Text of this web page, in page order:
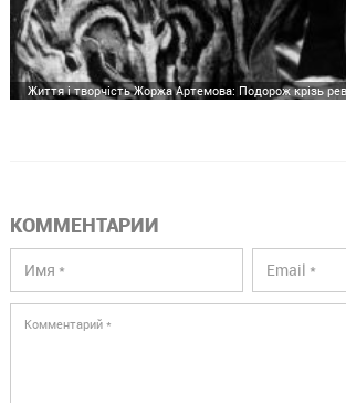
Життя і творчість Жоржа Артемова: Подорож крізь
КОММЕНТАРИИ